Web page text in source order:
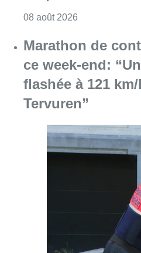
08 août 2026
Marathon de
ce week-end:
flashée à 121
Tervuren”